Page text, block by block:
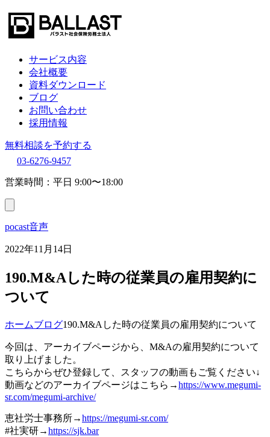
サービス内容
会社概要
資料ダウンロード
ブログ
お問い合わせ
採用情報
無料相談を予約する
03-6276-9457
営業時間：平日 9:00〜18:00
pocast音声
2022年11月14日
190.M&Aした時の従業員の雇用契約に
ついて
ホームブログ190.M&Aした時の従業員の雇用契約について
今回は、アーカイブページから、M&Aの雇用契約について
取り上げました。
こちらからぜひ登録して、スタッフの動画もご覧ください↓
動画などのアーカイブページはこちら→https://www.megumi-
sr.com/megumi-archive/
恵社労士事務所→https://megumi-sr.com/
#社実研→https://sjk.bar